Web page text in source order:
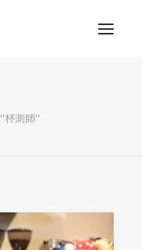
杯測師"